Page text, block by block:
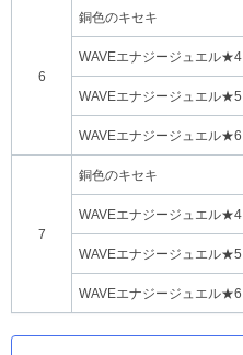
6
銅色のキセキ
WAVEエナジージュエル★4
WAVEエナジージュエル★5
WAVEエナジージュエル★6
7
銅色のキセキ
WAVEエナジージュエル★4
WAVEエナジージュエル★5
WAVEエナジージュエル★6